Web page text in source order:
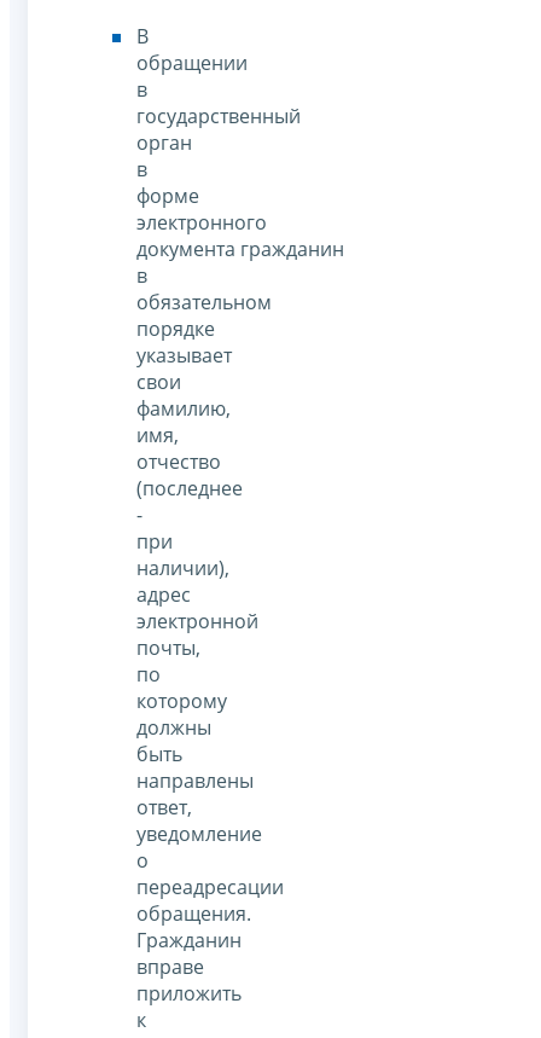
В
обращении
в
государственный
орган
в
форме
электронного
документа гражданин
в
обязательном
порядке
указывает
свои
фамилию,
имя,
отчество
(последнее
-
при
наличии),
адрес
электронной
почты,
по
которому
должны
быть
направлены
ответ,
уведомление
о
переадресации
обращения.
Гражданин
вправе
приложить
к